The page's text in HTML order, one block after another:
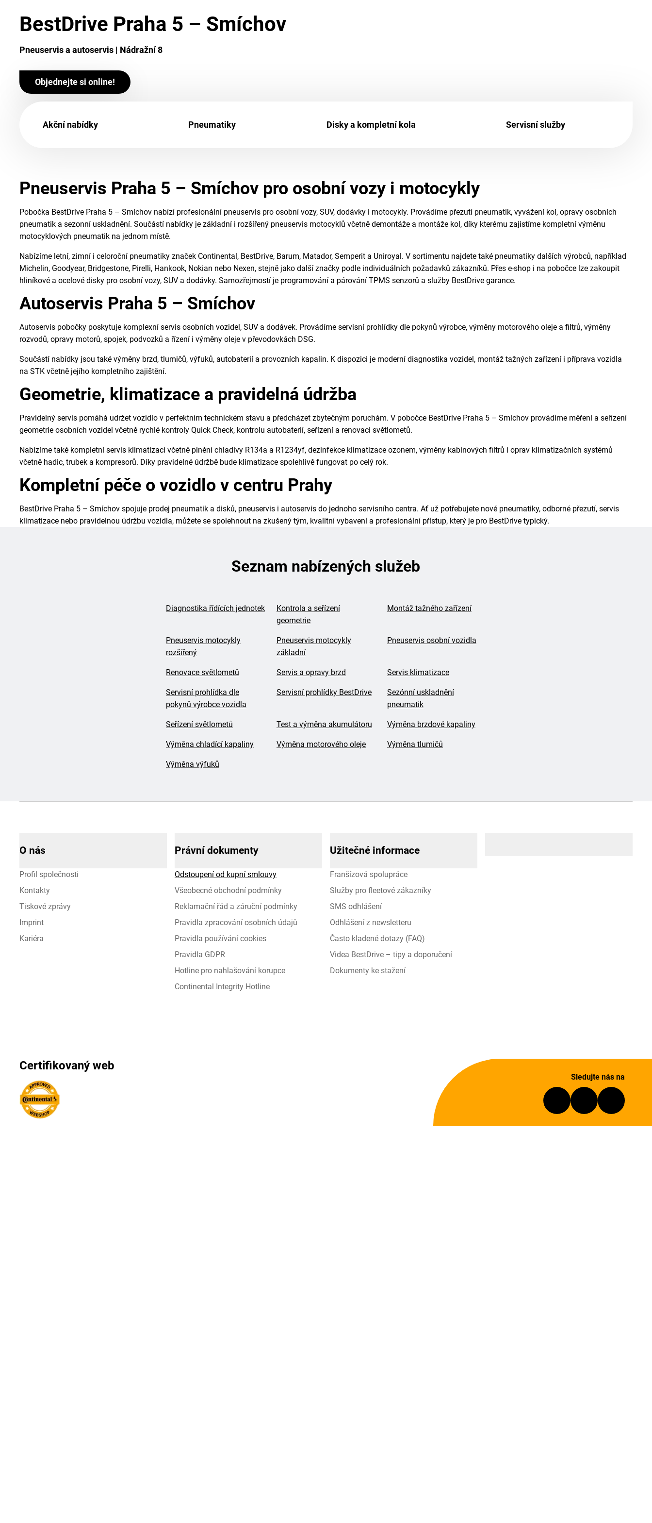
BestDrive Praha 5 – Smíchov
Pneuservis a autoservis | Nádražní 8
Objednejte si online!
Akční nabídky Pneumatiky Disky a kompletní kola Servisní služby
Pneuservis Praha 5 – Smíchov pro osobní vozy i motocykly
Pobočka BestDrive Praha 5 – Smíchov nabízí profesionální pneuservis pro osobní vozy, SUV, dodávky i motocykly. Provádíme přezutí pneumatik, vyvážení kol, opravy osobních
pneumatik a sezonní uskladnění. Součástí nabídky je základní i rozšířený pneuservis motocyklů včetně demontáže a montáže kol, díky kterému zajistíme kompletní výměnu
motocyklových pneumatik na jednom místě.
Nabízíme letní, zimní i celoroční pneumatiky značek Continental, BestDrive, Barum, Matador, Semperit a Uniroyal. V sortimentu najdete také pneumatiky dalších výrobců, například
Michelin, Goodyear, Bridgestone, Pirelli, Hankook, Nokian nebo Nexen, stejně jako další značky podle individuálních požadavků zákazníků. Přes e-shop i na pobočce lze zakoupit
hliníkové a ocelové disky pro osobní vozy, SUV a dodávky. Samozřejmostí je programování a párování TPMS senzorů a služby BestDrive garance.
Autoservis Praha 5 – Smíchov
Autoservis pobočky poskytuje komplexní servis osobních vozidel, SUV a dodávek. Provádíme servisní prohlídky dle pokynů výrobce, výměny motorového oleje a filtrů, výměny
rozvodů, opravy motorů, spojek, podvozků a řízení i výměny oleje v převodovkách DSG.
Součástí nabídky jsou také výměny brzd, tlumičů, výfuků, autobaterií a provozních kapalin. K dispozici je moderní diagnostika vozidel, montáž tažných zařízení i příprava vozidla
na STK včetně jejího kompletního zajištění.
Geometrie, klimatizace a pravidelná údržba
Pravidelný servis pomáhá udržet vozidlo v perfektním technickém stavu a předcházet zbytečným poruchám. V pobočce BestDrive Praha 5 – Smíchov provádíme měření a seřízení
geometrie osobních vozidel včetně rychlé kontroly Quick Check, kontrolu autobaterií, seřízení a renovaci světlometů.
Nabízíme také kompletní servis klimatizací včetně plnění chladivy R134a a R1234yf, dezinfekce klimatizace ozonem, výměny kabinových filtrů i oprav klimatizačních systémů
včetně hadic, trubek a kompresorů. Díky pravidelné údržbě bude klimatizace spolehlivě fungovat po celý rok.
Kompletní péče o vozidlo v centru Prahy
BestDrive Praha 5 – Smíchov spojuje prodej pneumatik a disků, pneuservis i autoservis do jednoho servisního centra. Ať už potřebujete nové pneumatiky, odborné přezutí, servis
klimatizace nebo pravidelnou údržbu vozidla, můžete se spolehnout na zkušený tým, kvalitní vybavení a profesionální přístup, který je pro BestDrive typický.
Seznam nabízených služeb
Diagnostika řídících jednotek
Kontrola a seřízení
geometrie
Montáž tažného zařízení
Pneuservis motocykly
rozšířený
Pneuservis motocykly
základní
Pneuservis osobní vozidla
Renovace světlometů Servis a opravy brzd Servis klimatizace
Servisní prohlídka dle
pokynů výrobce vozidla
Servisní prohlídky BestDrive
Sezónní uskladnění
pneumatik
Seřízení světlometů Test a výměna akumulátoru Výměna brzdové kapaliny
Výměna chladící kapaliny Výměna motorového oleje Výměna tlumičů
Výměna výfuků
O nás
Profil společnosti
Kontakty
Tiskové zprávy
Imprint
Kariéra
Právní dokumenty
Odstoupení od kupní smlouvy
Všeobecné obchodní podmínky
Reklamační řád a záruční podmínky
Pravidla zpracování osobních údajů
Pravidla používání cookies
Pravidla GDPR
Hotline pro nahlašování korupce
Continental Integrity Hotline
Užitečné informace
Franšízová spolupráce
Služby pro fleetové zákazníky
SMS odhlášení
Odhlášení z newsletteru
Často kladené dotazy (FAQ)
Videa BestDrive – tipy a doporučení
Dokumenty ke stažení
Certifikovaný web
Sledujte nás na